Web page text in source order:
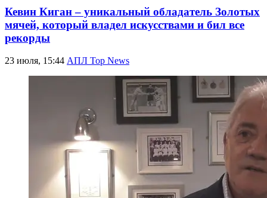
Кевин Киган – уникальный обладатель Золотых
мячей, который владел искусствами и бил все
рекорды
23 июля, 15:44 АПЛ Top News